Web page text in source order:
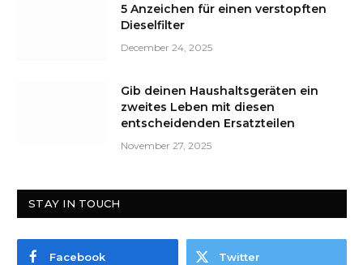
5 Anzeichen für einen verstopften
Dieselfilter
December 24, 2025
Gib deinen Haushaltsgeräten ein
zweites Leben mit diesen
entscheidenden Ersatzteilen
November 27, 2025
STAY IN TOUCH
Facebook Twitter